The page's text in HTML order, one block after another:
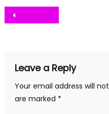
Post
Leave a Reply
Your email address will
are marked *